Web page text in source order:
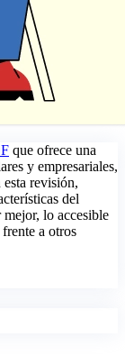
que ofrece una
y empresariales,
revisión,
del
lo accesible
a otros